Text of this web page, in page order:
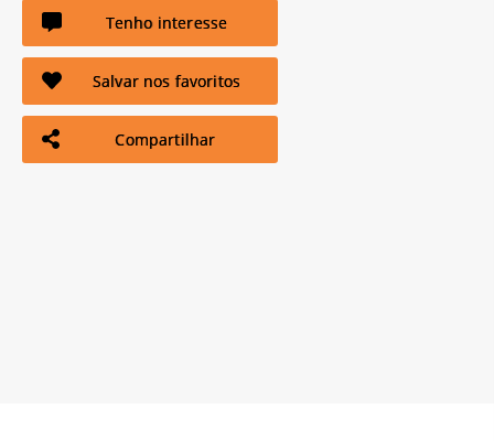
Tenho interesse
Salvar nos favoritos
Compartilhar